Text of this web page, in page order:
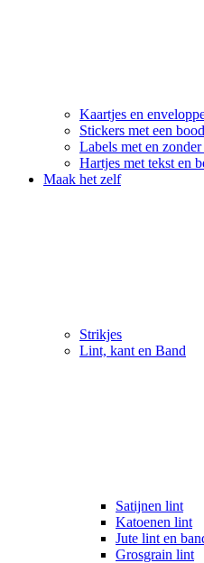
Kaartjes en
Stickers met een
Labels met en zonder
Hartjes met tekst en
Maak het zelf
Strikjes
Lint, kant en Band
Satijnen lint
Katoenen lint
Jute lint en
Grosgrain lint